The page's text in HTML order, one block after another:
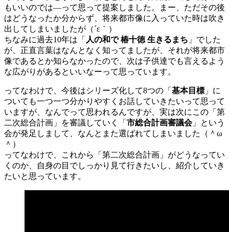
もいいのでは―って思って提案しました。まー、ただその後
はどうなったか分からず、将来都市像に入っていた時は吹き
出してしまいましたが（´ε｀）
ちなみに過去10年は「 人の和で 椿十徳 生きるまち 」でした
が、正直言葉はなんとなく知ってましたが、それが将来都市
像であるとか知らなかったので、次は子供達でも言えるよう
な広がりがあるといいなーって思っています。
ってなわけで、今後はシリーズ化して8つの「 基本目標 」に
ついても一つ一つ分かりやすくお話していきたいって思って
いますが、なんでって思われるんですが、実は次にこの「第
二次総合計画」を審議していく「 市総合計画審議会」という
会が発足しまして、なんとまた選ばれてしまいました（＾ω
＾）
ってなわけで、これから「第二次総合計画」がどうなってい
くのか、自身の目でしっかり見て行きたいし、紹介していき
たいと思っています。